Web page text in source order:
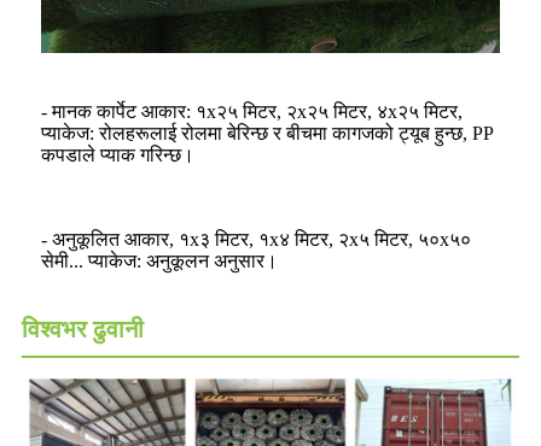
- मानक कार्पेट आकार: १x२५ मिटर, २x२५ मिटर, ४x२५ मिटर,
प्याकेज: रोलहरूलाई रोलमा बेरिन्छ र बीचमा कागजको ट्यूब हुन्छ, PP
कपडाले प्याक गरिन्छ।
- अनुकूलित आकार, १x३ मिटर, १x४ मिटर, २x५ मिटर, ५०x५०
सेमी... प्याकेज: अनुकूलन अनुसार।
विश्वभर ढुवानी